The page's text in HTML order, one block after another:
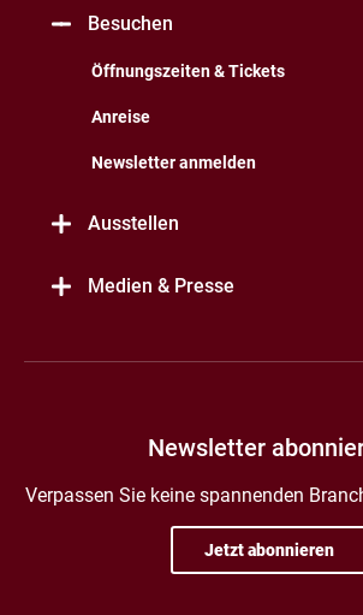
Besuchen
Öffnungszeiten & Tickets
Anreise
Newsletter anmelden
Ausstellen
Medien & Presse
Newsletter
Verpassen Sie keine spannenden
Jetzt abonnieren